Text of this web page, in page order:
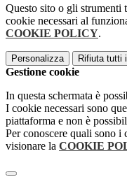
Questo sito o gli strumenti
cookie necessari al
COOKIE POLICY.
Personalizza Rifiuta tutti
Gestione cookie
In questa schermata è
I cookie necessari sono
piattaforma e non è
Per conoscere quali sono i
visionare la COOKIE